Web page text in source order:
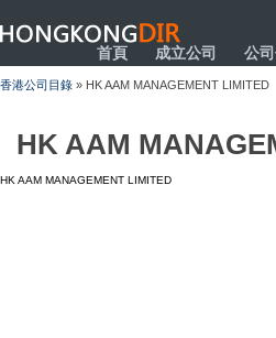
HONGKONGDIR
首頁 成立公司 公
香港公司目錄 » HK AAM MANAGEMENT LIMITED
HK AAM
HK AAM MANAGEMENT LIMITED